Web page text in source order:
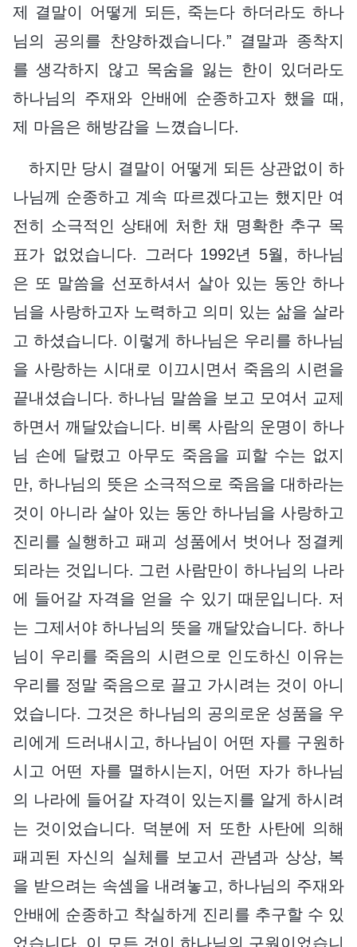
제 결말이 어떻게 되든, 죽는다 하더라도 하나
님의 공의를 찬양하겠습니다.” 결말과 종착지
를 생각하지 않고 목숨을 잃는 한이 있더라도
하나님의 주재와 안배에 순종하고자 했을 때,
제 마음은 해방감을 느꼈습니다.
하지만 당시 결말이 어떻게 되든 상관없이 하
나님께 순종하고 계속 따르겠다고는 했지만 여
전히 소극적인 상태에 처한 채 명확한 추구 목
표가 없었습니다. 그러다 1992년 5월, 하나님
은 또 말씀을 선포하셔서 살아 있는 동안 하나
님을 사랑하고자 노력하고 의미 있는 삶을 살라
고 하셨습니다. 이렇게 하나님은 우리를 하나님
을 사랑하는 시대로 이끄시면서 죽음의 시련을
끝내셨습니다. 하나님 말씀을 보고 모여서 교제
하면서 깨달았습니다. 비록 사람의 운명이 하나
님 손에 달렸고 아무도 죽음을 피할 수는 없지
만, 하나님의 뜻은 소극적으로 죽음을 대하라는
것이 아니라 살아 있는 동안 하나님을 사랑하고
진리를 실행하고 패괴 성품에서 벗어나 정결케
되라는 것입니다. 그런 사람만이 하나님의 나라
에 들어갈 자격을 얻을 수 있기 때문입니다. 저
는 그제서야 하나님의 뜻을 깨달았습니다. 하나
님이 우리를 죽음의 시련으로 인도하신 이유는
우리를 정말 죽음으로 끌고 가시려는 것이 아니
었습니다. 그것은 하나님의 공의로운 성품을 우
리에게 드러내시고, 하나님이 어떤 자를 구원하
시고 어떤 자를 멸하시는지, 어떤 자가 하나님
의 나라에 들어갈 자격이 있는지를 알게 하시려
는 것이었습니다. 덕분에 저 또한 사탄에 의해
패괴된 자신의 실체를 보고서 관념과 상상, 복
을 받으려는 속셈을 내려놓고, 하나님의 주재와
안배에 순종하고 착실하게 진리를 추구할 수 있
었습니다. 이 모든 것이 하나님의 구원이었습니